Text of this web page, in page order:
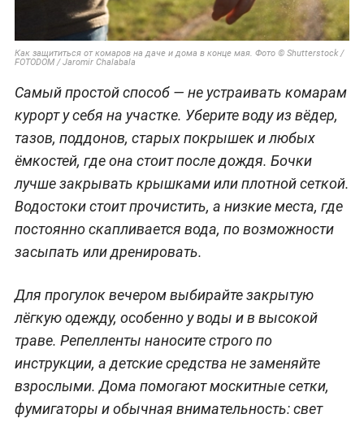
Как защититься от комаров на даче и дома в конце мая. Фото © Shutterstock /
FOTODOM / Jaromir Chalabala
Самый простой способ — не устраивать комарам
курорт у себя на участке. Уберите воду из вёдер,
тазов, поддонов, старых покрышек и любых
ёмкостей, где она стоит после дождя. Бочки
лучше закрывать крышками или плотной сеткой.
Водостоки стоит прочистить, а низкие места, где
постоянно скапливается вода, по возможности
засыпать или дренировать.
Для прогулок вечером выбирайте закрытую
лёгкую одежду, особенно у воды и в высокой
траве. Репелленты наносите строго по
инструкции, а детские средства не заменяйте
взрослыми. Дома помогают москитные сетки,
фумигаторы и обычная внимательность: свет